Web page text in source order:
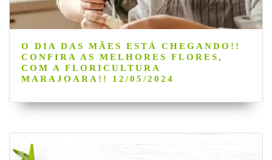
O DIA DAS MÃES ESTÁ CHEGANDO!!
CONFIRA AS MELHORES FLORES,
COM A FLORICULTURA
MARAJOARA!! 12/05/2024